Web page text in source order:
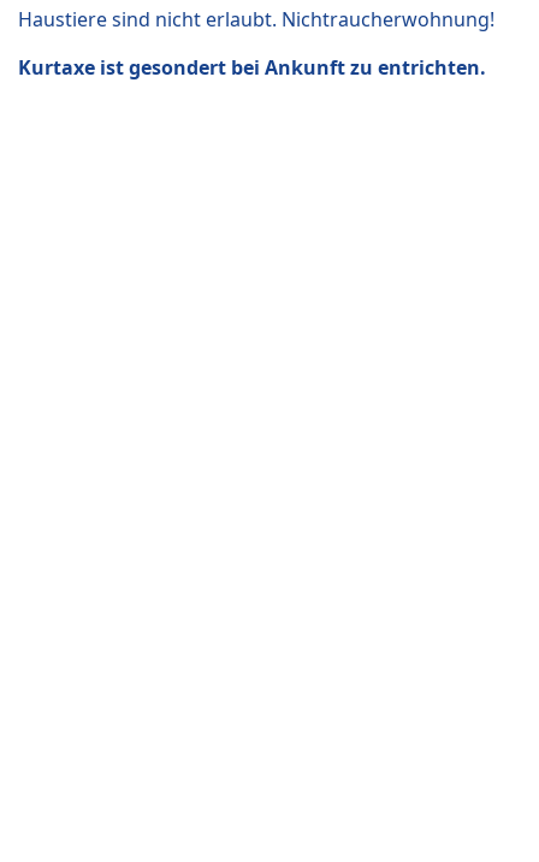
Haustiere sind nicht erlaubt. Nichtraucherwohnung!
Kurtaxe ist gesondert bei Ankunft zu entrichten.